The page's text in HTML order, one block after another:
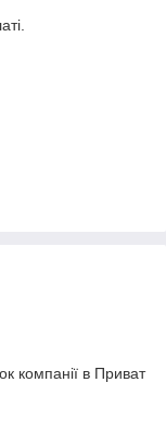
компанії в Приват